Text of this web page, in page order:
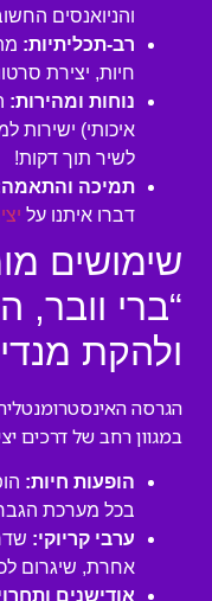
והניואנסים
רב-תכליתיות:
חיות, יצירת
נוחות ומהירות:
איכותי) ישירות
לשיר תוך דקות!
תמיכה
דברו איתנו על
שימושים
“ברי וובר,
ולהקת
הגרסה
במגוון רחב של דרכים
הופעות חיות:
בכל מערכת
ערבי קריוקי:
אחרת, שיגרום
אודישנים